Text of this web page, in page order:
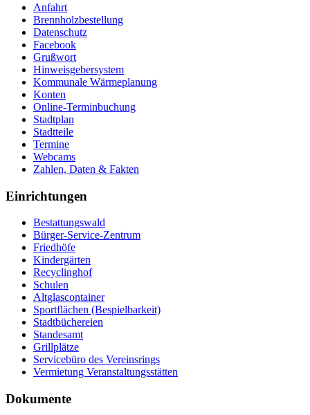
Anfahrt
Brennholzbestellung
Datenschutz
Facebook
Grußwort
Hinweisgebersystem
Kommunale Wärmeplanung
Konten
Online-Terminbuchung
Stadtplan
Stadtteile
Termine
Webcams
Zahlen, Daten & Fakten
Einrichtungen
Bestattungswald
Bürger-Service-Zentrum
Friedhöfe
Kindergärten
Recyclinghof
Schulen
Altglascontainer
Sportflächen (Bespielbarkeit)
Stadtbüchereien
Standesamt
Grillplätze
Servicebüro des Vereinsrings
Vermietung Veranstaltungsstätten
Dokumente